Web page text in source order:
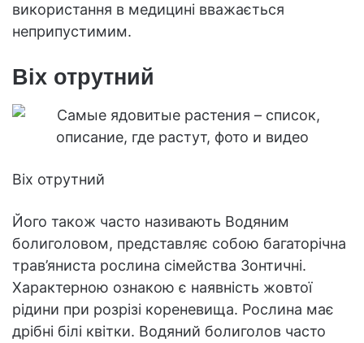
використання в медицині вважається
неприпустимим.
Віх отрутний
Віх отрутний
Його також часто називають Водяним
болиголовом, представляє собою багаторічна
трав’яниста рослина сімейства Зонтичні.
Характерною ознакою є наявність жовтої
рідини при розрізі кореневища. Рослина має
дрібні білі квітки. Водяний болиголов часто